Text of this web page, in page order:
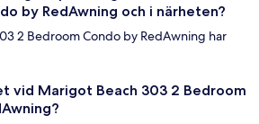
by RedAwning och i närheten?
2 Bedroom Condo by RedAwning har
vid Marigot Beach 303 2 Bedroom